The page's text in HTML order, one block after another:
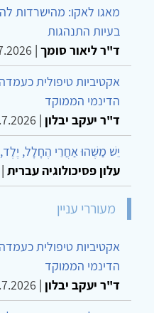
מאגו לאקו: מהישרדות
בעיות התנהגות
ד"ר ליאור סומך |
אקטיביות טיפולית
הדינמי הממוקד
ד"ר יעקב יבלון |
יֵשׁ מַשֶּׁהוּ אַחֲרֵי הֶחָלָל,
עלון פסיכולוגיה עברית |
מעוררי עניין
אקטיביות טיפולית
הדינמי הממוקד
ד"ר יעקב יבלון |